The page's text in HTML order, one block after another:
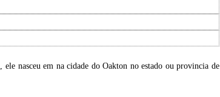
, ele nasceu em na cidade do Oakton no estado ou provincia de